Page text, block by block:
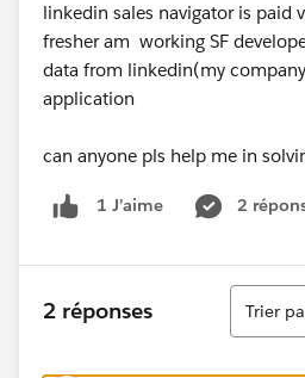
linkedin sales navigator is paid
fresher am working SF
data from linkedin(my
application
can anyone pls help me in
1 J’aime 2
2 réponses
Tri
Trier